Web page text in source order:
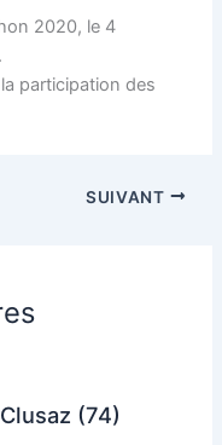
2020, le 4
participation des
SUIVANT
(74)